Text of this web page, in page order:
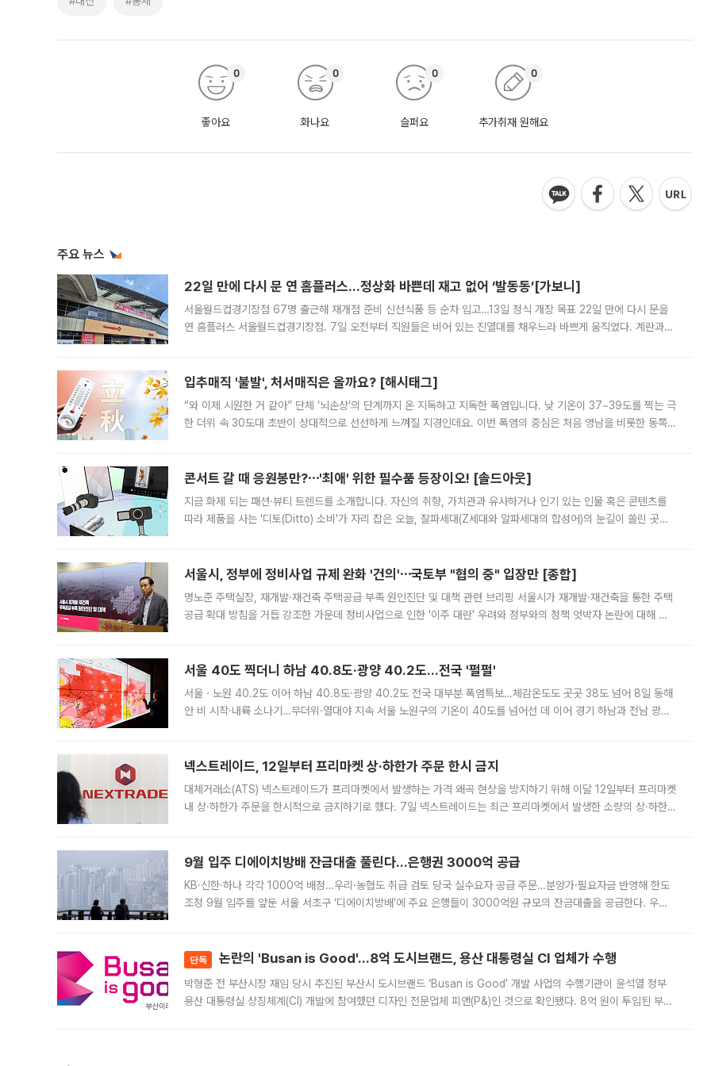
좋아요
0
화나요
0
슬퍼요
0
추가취재 원해요
0
주요 뉴스
22일 만에 다시 문 연 홈플러스…정상화 바쁜데 재고 없어 ‘발동동’[가보니]
서울월드컵경기장점 67명 출근해 재개점 준비 신선식품 등 순차 입고…13일 정식 개장 목표 22일 만에 다시 문을
연 홈플러스 서울월드컵경기장점. 7일 오전부터 직원들은 비어 있는 진열대를 채우느라 바쁘게 움직였다. 계란과
입추매직 '불발', 처서매직은 올까요? [해시태그]
“와 이제 시원한 거 같아” 단체 ‘뇌손상’의 단계까지 온 지독하고 지독한 폭염입니다. 낮 기온이 37~39도를 찍는 극
한 더위 속 30도대 초반이 상대적으로 선선하게 느껴질 지경인데요. 이번 폭염의 중심은 처음 영남을 비롯한 동쪽
콘서트 갈 때 응원봉만?⋯'최애' 위한 필수품 등장이오! [솔드아웃]
지금 화제 되는 패션·뷰티 트렌드를 소개합니다. 자신의 취향, 가치관과 유사하거나 인기 있는 인물 혹은 콘텐츠를
따라 제품을 사는 '디토(Ditto) 소비'가 자리 잡은 오늘, 잘파세대(Z세대와 알파세대의 합성어)의 눈길이 쏠린 곳은
서울시, 정부에 정비사업 규제 완화 '건의'⋯국토부 "협의 중" 입장만 [종합]
명노준 주택실장, 재개발·재건축 주택공급 부족 원인진단 및 대책 관련 브리핑 서울시가 재개발·재건축을 통한 주택
공급 확대 방침을 거듭 강조한 가운데 정비사업으로 인한 '이주 대란' 우려와 정부와의 정책 엇박자 논란에 대해 정
서울 40도 찍더니 하남 40.8도·광양 40.2도…전국 '펄펄'
서울ㆍ노원 40.2도 이어 하남 40.8도·광양 40.2도 전국 대부분 폭염특보…체감온도도 곳곳 38도 넘어 8일 동해
안 비 시작·내륙 소나기…무더위·열대야 지속 서울 노원구의 기온이 40도를 넘어선 데 이어 경기 하남과 전남 광양
넥스트레이드, 12일부터 프리마켓 상·하한가 주문 한시 금지
대체거래소(ATS) 넥스트레이드가 프리마켓에서 발생하는 가격 왜곡 현상을 방지하기 위해 이달 12일부터 프리마켓
내 상·하한가 주문을 한시적으로 금지하기로 했다. 7일 넥스트레이드는 최근 프리마켓에서 발생한 소량의 상·하한
9월 입주 디에이치방배 잔금대출 풀린다…은행권 3000억 공급
KB·신한·하나 각각 1000억 배정…우리·농협도 취급 검토 당국 실수요자 공급 주문…분양가·필요자금 반영해 한도
조정 9월 입주를 앞둔 서울 서초구 ‘디에이치방배’에 주요 은행들이 3000억원 규모의 잔금대출을 공급한다. 우리
단독 논란의 'Busan is Good'…8억 도시브랜드, 용산 대통령실 CI 업체가 수행
박형준 전 부산시장 재임 당시 추진된 부산시 도시브랜드 ‘Busan is Good’ 개발 사업의 수행기관이 윤석열 정부
용산 대통령실 상징체계(CI) 개발에 참여했던 디자인 전문업체 피앤(P&)인 것으로 확인됐다. 8억 원이 투입된 부산